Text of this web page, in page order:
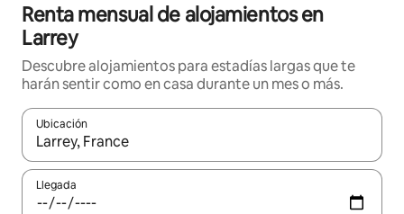
Renta mensual de alojamientos en
Larrey
Descubre alojamientos para estadías largas que te
harán sentir como en casa durante un mes o más.
Ubicación
Cuando los resultados estén disponibles, navega con las
Llegada